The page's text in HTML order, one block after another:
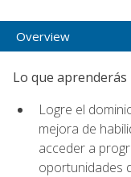
Overview
Lo que aprenderás
Logre el
mejora de
acceder a
oportunidades